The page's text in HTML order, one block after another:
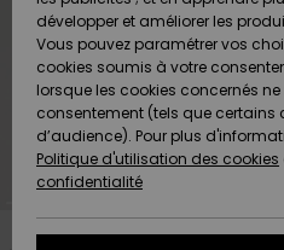
Snow
A
Découvrir
Snow
A
Découvrir
A
Découvrir
AIDE &
CONTACT
Quiksilver
Freedom
Protection
des
MAGASINS
QUIKSILVER
développer et améliorer les
Vous pouvez paramétrer vos
cookies soumis à votre
lorsque les cookies concernés
consentement (tels que certains
d’audience). Pour plus
Politique d'utilisation des cookies
confidentialité